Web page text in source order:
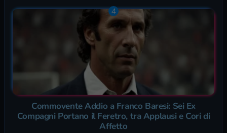
Commovente Addio a Franco Baresi: Sei Ex
Compagni Portano il Feretro, tra Applausi e Cori di
Affetto